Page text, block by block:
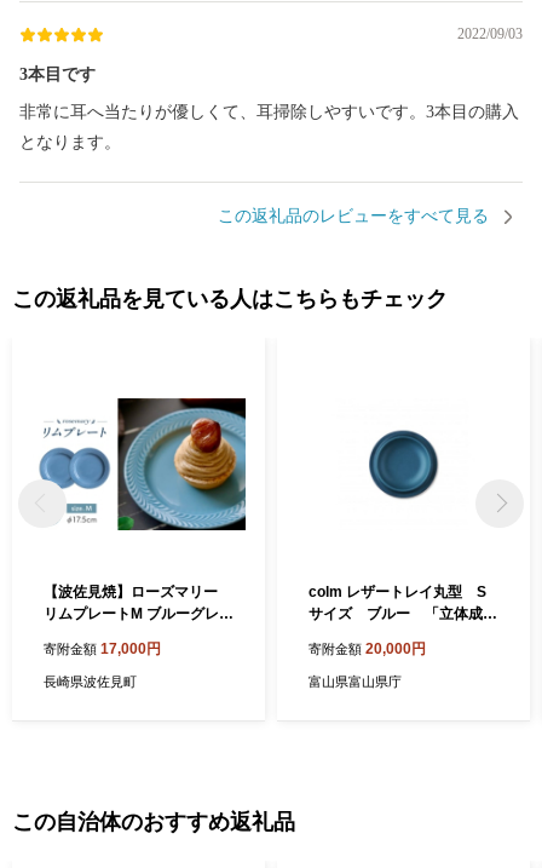
2022/09/03
3本目です
非常に耳へ当たりが優しくて、耳掃除しやすいです。3本目の購入
となります。
この返礼品のレビューをすべて見る
この返礼品を見ている人はこちらもチェック
【波佐見焼】ローズマリー
リムプレートM ブルーグレー
窯】 [FE586]
寄附金額 17,000円
長崎県波佐見町
colm レザートレイ丸型 S
サイズ ブルー 「立体成型
【1585497】
寄附金額 20,000円
富山県富山県庁
この自治体のおすすめ返礼品